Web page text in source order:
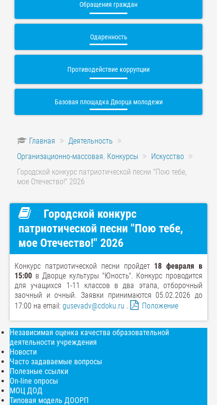
Обращения граждан
Одаренность
Противодействие коррупции
Базовая площадка Дворца молодежи
Главная
Деятельность
Организационно-массовая. Конкурсы
Искусство
Городской конкурс патриотической песни "Пою тебе,
мое Отечество!" 2026
Городской конкурс
патриотической песни "Пою тебе,
мое Отечество!" 2026
Конкурс патриотической песни пройдет 18 февраля в
15:00 в Дворце культуры "Юность". Конкурс проводится
для учащихся 1-11 классов в два этапа, отборочный
заочный и очный. Заявки принимаются 05.02.2026 до
17:00 на email: gusevadv@cdoku.ru . Положение
Независимая оценка качества образовательной
деятельности учреждения
Новости
Часто задаваемые вопросы
Полезные ссылки
On-line опросы
МОЦ ДОД
Типовая модель ДООРП